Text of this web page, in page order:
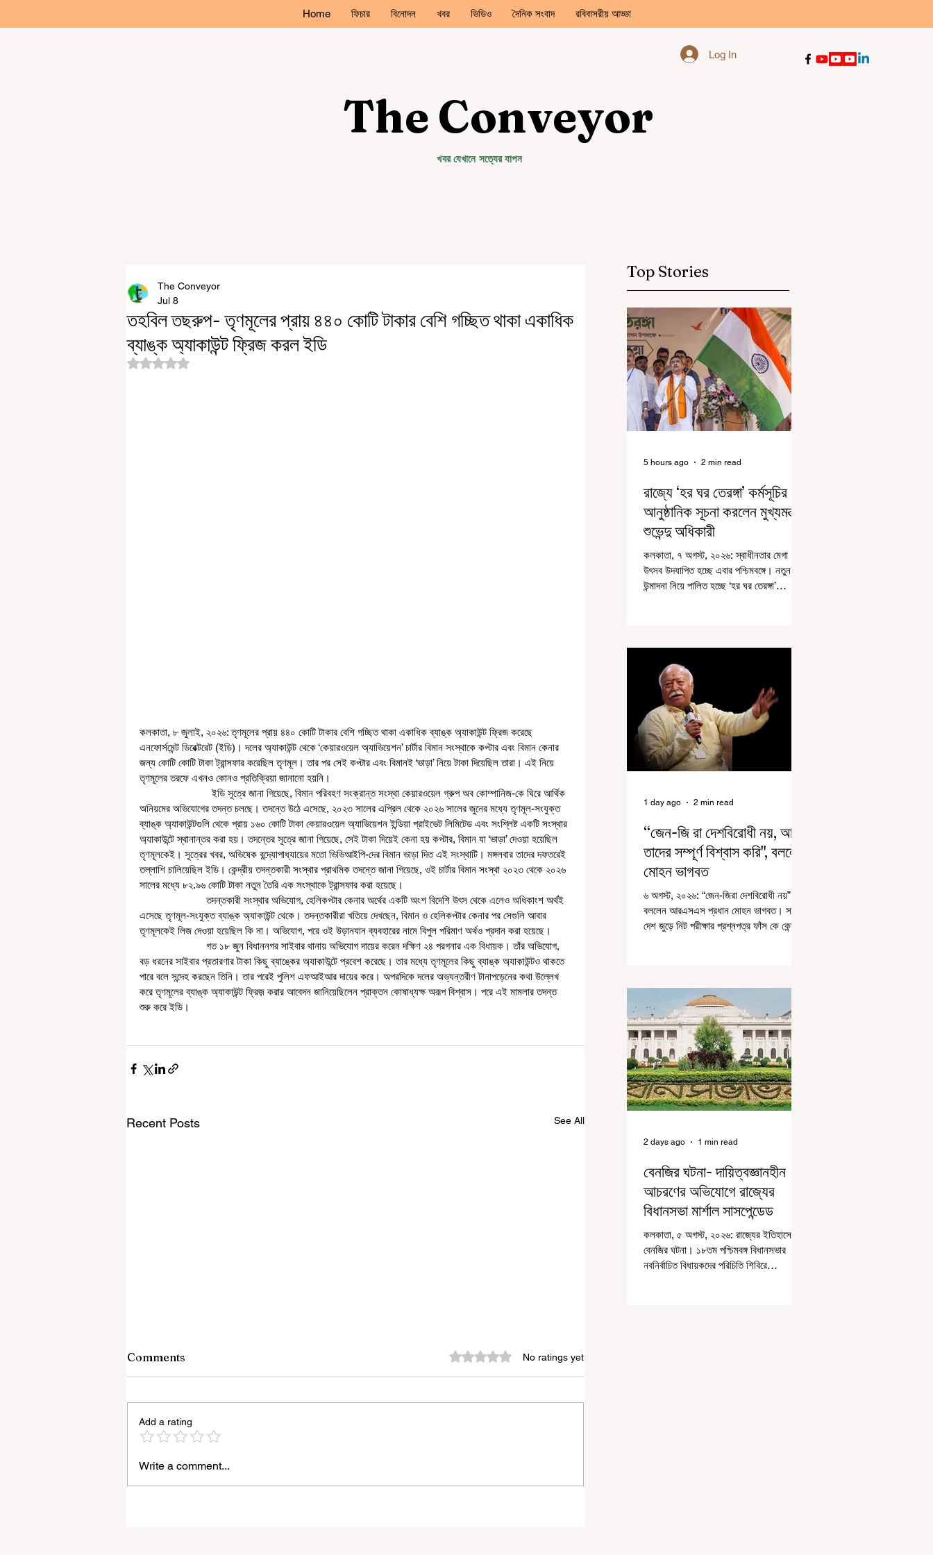
Home ফিচার বিনোদন খবর ভিডিও দৈনিক সংবাদ রবিবাসরীয় আড্ডা
The Conveyor
Log In
খবর যেখানে সত্যের যাপন
তহবিল তছরুপ- তৃণমূলের প্রায় ৪৪০ কোটি টাকার বেশি গচ্ছিত থাকা একাধিক
ব্যাঙ্ক অ্যাকাউন্ট ফ্রিজ করল ইডি
The Conveyor
Jul 8
Rated NaN out of 5 stars.
কলকাতা, ৮ জুলাই, ২০২৬: তৃণমূলের প্রায় ৪৪০ কোটি টাকার বেশি গচ্ছিত থাকা একাধিক ব্যাঙ্ক অ্যাকাউন্ট ফ্রিজ করেছে
এনফোর্সমেন্ট ডিরেক্টরেট (ইডি)। দলের অ্যাকাউন্ট থেকে ‘কেয়ারওয়েল অ্যাভিয়েশন’ চার্টার বিমান সংস্থাকে কপ্টার এবং বিমান কেনার
জন্য কোটি কোটি টাকা ট্রান্সফার করেছিল তৃণমূল। তার পর সেই কপ্টার এবং বিমানই ‘ভাড়া’ নিয়ে টাকা দিয়েছিল তারা। এই নিয়ে
তৃণমূলের তরফে এখনও কোনও প্রতিক্রিয়া জানানো হয়নি।
                          ইডি সূত্রে জানা গিয়েছে, বিমান পরিবহণ সংক্রান্ত সংস্থা কেয়ারওয়েল গ্রুপ অব কোম্পানিজ-কে ঘিরে আর্থিক
অনিয়মের অভিযোগের তদন্ত চলছে। তদন্তে উঠে এসেছে, ২০২৩ সালের এপ্রিল থেকে ২০২৬ সালের জুনের মধ্যে তৃণমূল-সংযুক্ত
ব্যাঙ্ক অ্যাকাউন্টগুলি থেকে প্রায় ১৬০ কোটি টাকা কেয়ারওয়েল অ্যাভিয়েশন ইন্ডিয়া প্রাইভেট লিমিটেড এবং সংশ্লিষ্ট একটি সংস্থার
অ্যাকাউন্টে স্থানান্তর করা হয়। তদন্তের সূত্রে জানা গিয়েছে, সেই টাকা দিয়েই কেনা হয় কপ্টার, বিমান যা ‘ভাড়া’ দেওয়া হয়েছিল
তৃণমূলকেই। সূত্রের খবর, অভিষেক বন্দ্যোপাধ্যায়ের মতো ভিভিআইপি-দের বিমান ভাড়া দিত এই সংস্থাটি। মঙ্গলবার তাদের দফতরেই
তল্লাশি চালিয়েছিল ইডি। কেন্দ্রীয় তদন্তকারী সংস্থার প্রাথমিক তদন্তে জানা গিয়েছে, ওই চার্টার বিমান সংস্থা ২০২৩ থেকে ২০২৬
সালের মধ্যে ৮২.৯৬ কোটি টাকা নতুন তৈরি এক সংস্থাকে ট্রান্সফার করা হয়েছে।
                        তদন্তকারী সংস্থার অভিযোগ, হেলিকপ্টার কেনার অর্থের একটি অংশ বিদেশি উৎস থেকে এলেও অধিকাংশ অর্থই
এসেছে তৃণমূল-সংযুক্ত ব্যাঙ্ক অ্যাকাউন্ট থেকে। তদন্তকারীরা খতিয়ে দেখছেন, বিমান ও হেলিকপ্টার কেনার পর সেগুলি আবার
তৃণমূলকেই লিজ দেওয়া হয়েছিল কি না। অভিযোগ, পরে ওই উড়ানযান ব্যবহারের নামে বিপুল পরিমাণ অর্থও প্রদান করা হয়েছে।
বড় ধরনের সাইবার প্রতারণার টাকা কিছু ব্যাঙ্কের অ্যাকাউন্টে প্রবেশ করেছে। তার মধ্যে তৃণমূলের কিছু ব্যাঙ্ক অ্যাকাউন্টও থাকতে
পারে বলে সন্দেহ করছেন তিনি। তার পরেই পুলিশ এফআইআর দায়ের করে। অপরদিকে দলের অভ্যন্তরীণ টানাপড়েনের কথা উল্লেখ
করে তৃণমূলের ব্যাঙ্ক অ্যাকাউন্ট ফ্রিজ় করার আবেদন জানিয়েছিলেন প্রাক্তন কোষাধ্যক্ষ অরূপ বিশ্বাস। পরে এই মামলার তদন্ত
শুরু করে ইডি।
Recent Posts See All
রাজ্যে ‘হর ঘর তেরঙ্গা’ কর্মসূচির আনুষ্ঠানিক সূচনা
করলেন মুখ্যমন্ত্রী শুভেন্দু অধিকারী
Comments Rated 0 out of 5 stars.No ratings yet
Add a rating
Write a comment...
Top Stories
রাজ্যে ‘হর ঘর তেরঙ্গা’ কর্মসূচির
আনুষ্ঠানিক সূচনা করলেন মুখ্যমন্ত্রী
শুভেন্দু অধিকারী
কলকাতা, ৭ অগস্ট, ২০২৬: স্বাধীনতার মেগা
উৎসব উদযাপিত হচ্ছে এবার পশ্চিমবঙ্গে। নতুন
উন্মাদনা নিয়ে পালিত হচ্ছে ‘হর ঘর তেরঙ্গা’
পদযাত্রার রেশ সেভাবে পড়েনি। শুক্রবার কলকাতা
সার্ভে বিল্ডিংয়ের সামনে থেকে হাজরা মোড় পর্যন্ত
তেরঙ্গা যাত্রায় অংশ নিয়ে সেই কর্মসূচির আনুষ্ঠানিক
সূচনা করলেন মুখ্যমন্ত্রী শুভেন্দু অধিকারী। শুক্রবার
মিছিলে মুখ্যমন্ত্রীর
5 hours ago 2 min read
“জেন-জি রা দেশবিরোধী নয়, আমি
তাদের সম্পূর্ণ বিশ্বাস করি", বললেন
মোহন ভাগবত
৬ অগস্ট, ২০২৬: “জেন-জিরা দেশবিরোধী নয়”।
বললেন আরএসএস প্রধান মোহন ভাগবত। সারা
দেশ জুড়ে নিট পরীক্ষার প্রশ্নপত্র ফাঁস কে কেন্দ্র
আন্দোলনকারীরা দেশ বিরোধী কার্যকলাপের সঙ্গে
জড়িত এবং টাকা নিয়ে আন্দোলনে নেমেছে, সেটাই
ছিল মূল প্রতিপাদ্য সেই সব মানুষদের। কিন্তু
যেই সরকারের বিরুদ্ধে আন্দোলন, সেই সরকার
শিক্ষামন্ত্রীর পদত্যাগ করানোর পাশাপাশি ছাত্রদের
বাকি দাবিগুলিও ম
1 day ago 2 min read
বেনজির ঘটনা- দায়িত্বজ্ঞানহীন
আচরণের অভিযোগে রাজ্যের
বিধানসভা মার্শাল সাসপেন্ডেড
কলকাতা, ৫ অগস্ট, ২০২৬: রাজ্যের ইতিহাসে
বেনজির ঘটনা। ১৮তম পশ্চিমবঙ্গ বিধানসভার
নবনির্বাচিত বিধায়কদের পরিচিতি শিবিরে
2 days ago 1 min read